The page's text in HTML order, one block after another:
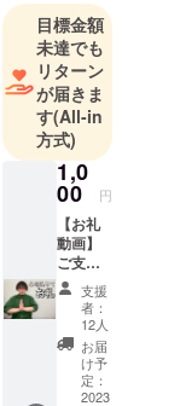
中。
口だけで音
楽を作る
YouTube『
ナッティー
の口だけで
やってみ
た』はチャ
ンネル登録
者数1,400人
達成。
フォーマン
目標金額
未達でも
リターン
が届きま
す(All-in
方式)
1,0
00 円
【お礼
動画】
ご支援
いただ
いたお
礼を動
画でお
届け！
支援者
限定で
支援
者：
12人
お届
け予
定：
2023